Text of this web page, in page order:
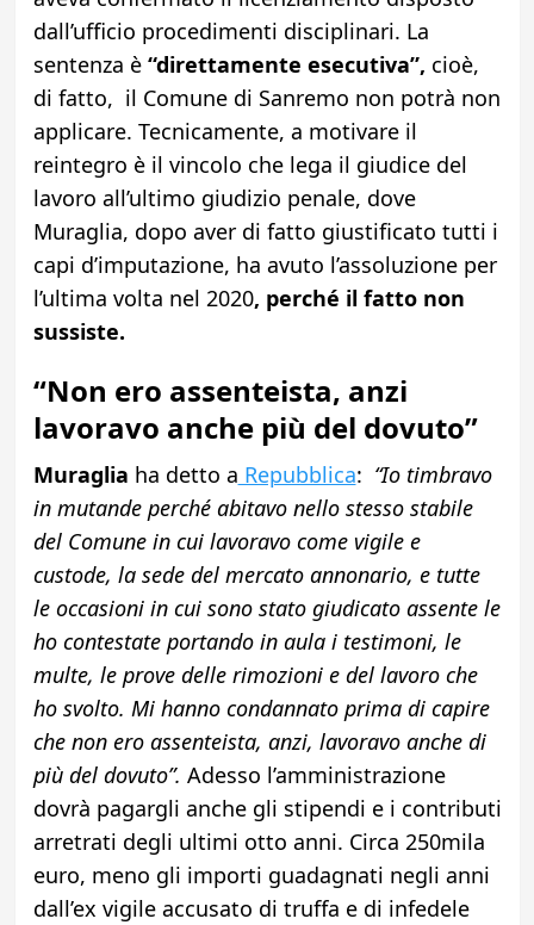
dall’ufficio procedimenti disciplinari. La
sentenza è “direttamente esecutiva”, cioè,
di fatto, il Comune di Sanremo non potrà non
applicare. Tecnicamente, a motivare il
reintegro è il vincolo che lega il giudice del
lavoro all’ultimo giudizio penale, dove
Muraglia, dopo aver di fatto giustificato tutti i
capi d’imputazione, ha avuto l’assoluzione per
l’ultima volta nel 2020, perché il fatto non
sussiste.
“Non ero assenteista, anzi
lavoravo anche più del dovuto”
Muraglia ha detto a Repubblica: “Io timbravo
in mutande perché abitavo nello stesso stabile
del Comune in cui lavoravo come vigile e
custode, la sede del mercato annonario, e tutte
le occasioni in cui sono stato giudicato assente le
ho contestate portando in aula i testimoni, le
multe, le prove delle rimozioni e del lavoro che
ho svolto. Mi hanno condannato prima di capire
che non ero assenteista, anzi, lavoravo anche di
più del dovuto”. Adesso l’amministrazione
dovrà pagargli anche gli stipendi e i contributi
arretrati degli ultimi otto anni. Circa 250mila
euro, meno gli importi guadagnati negli anni
dall’ex vigile accusato di truffa e di infedele